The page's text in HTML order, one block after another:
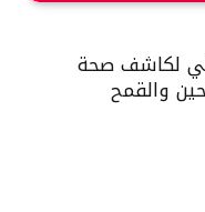
لكاشف صحة
والقمح